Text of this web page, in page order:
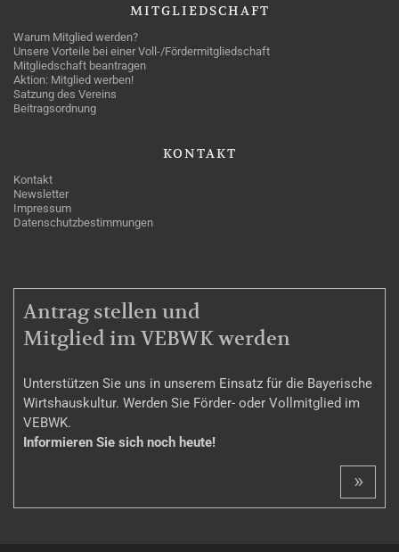
MITGLIEDSCHAFT
Warum Mitglied werden?
Unsere Vorteile bei einer Voll-/Fördermitgliedschaft
Mitgliedschaft beantragen
Aktion: Mitglied werben!
Satzung des Vereins
Beitragsordnung
KONTAKT
Kontakt
Newsletter
Impressum
Datenschutzbestimmungen
MITGLIEDSCHAFT
Antrag stellen und
Mitglied im VEBWK werden
Unterstützen Sie uns in unserem Einsatz für die Bayerische
Wirtshauskultur. Werden Sie Förder- oder Vollmitglied im
VEBWK.
Informieren Sie sich noch heute!
»